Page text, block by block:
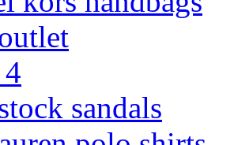
sandals